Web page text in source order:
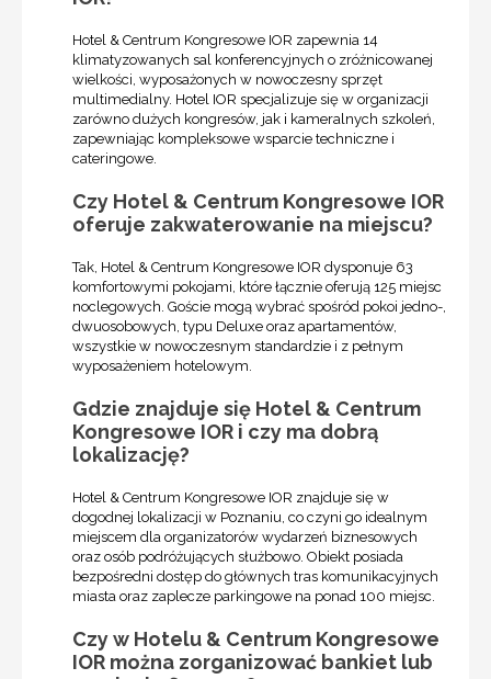
Hotel & Centrum Kongresowe IOR zapewnia 14
klimatyzowanych sal konferencyjnych o zróżnicowanej
wielkości, wyposażonych w nowoczesny sprzęt
multimedialny. Hotel IOR specjalizuje się w organizacji
zarówno dużych kongresów, jak i kameralnych szkoleń,
zapewniając kompleksowe wsparcie techniczne i
cateringowe.
Czy Hotel & Centrum Kongresowe IOR
oferuje zakwaterowanie na miejscu?
Tak, Hotel & Centrum Kongresowe IOR dysponuje 63
komfortowymi pokojami, które łącznie oferują 125 miejsc
noclegowych. Goście mogą wybrać spośród pokoi jedno-,
dwuosobowych, typu Deluxe oraz apartamentów,
wszystkie w nowoczesnym standardzie i z pełnym
wyposażeniem hotelowym.
Gdzie znajduje się Hotel & Centrum
Kongresowe IOR i czy ma dobrą
lokalizację?
Hotel & Centrum Kongresowe IOR znajduje się w
dogodnej lokalizacji w Poznaniu, co czyni go idealnym
miejscem dla organizatorów wydarzeń biznesowych
oraz osób podróżujących służbowo. Obiekt posiada
bezpośredni dostęp do głównych tras komunikacyjnych
miasta oraz zaplecze parkingowe na ponad 100 miejsc.
Czy w Hotelu & Centrum Kongresowe
IOR można zorganizować bankiet lub